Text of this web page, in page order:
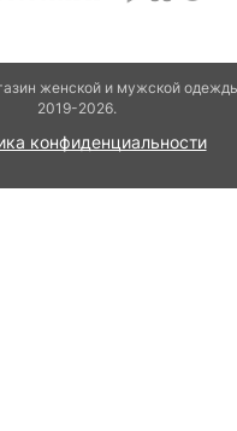
женской и мужской
2019-2026.
конфиденциальности